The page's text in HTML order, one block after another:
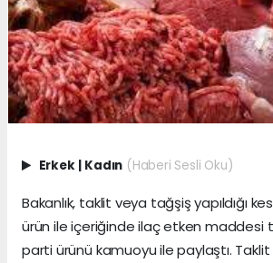
Erkek | Kadın (Haberi Sesli Oku)
Bakanlık, taklit veya tağşiş yapıldığı
ürün ile içeriğinde ilaç etken maddesi
parti ürünü kamuoyu ile paylaştı.